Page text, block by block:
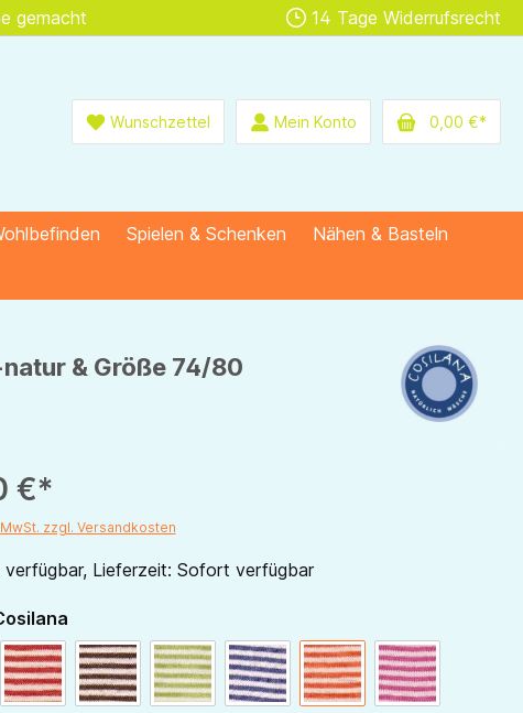
gemacht 14 Tage Widerrufsrecht
Wunschzettel Mein Konto 0,00 €*
Spielen & Schenken
Nähen & Basteln
& Größe 74/80
€*
zzgl. Versandkosten
Lieferzeit: Sofort verfügbar
auswählen
natur
rot-naturschoko-naturgrün-naturmarine-naturorange-naturpink-natur